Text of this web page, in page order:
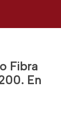
Fibra
En